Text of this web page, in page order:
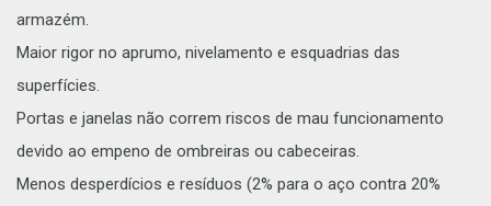
armazém.
Maior rigor no aprumo, nivelamento e esquadrias das
superfícies.
Portas e janelas não correm riscos de mau funcionamento
devido ao empeno de ombreiras ou cabeceiras.
Menos desperdícios e resíduos (2% para o aço contra 20%